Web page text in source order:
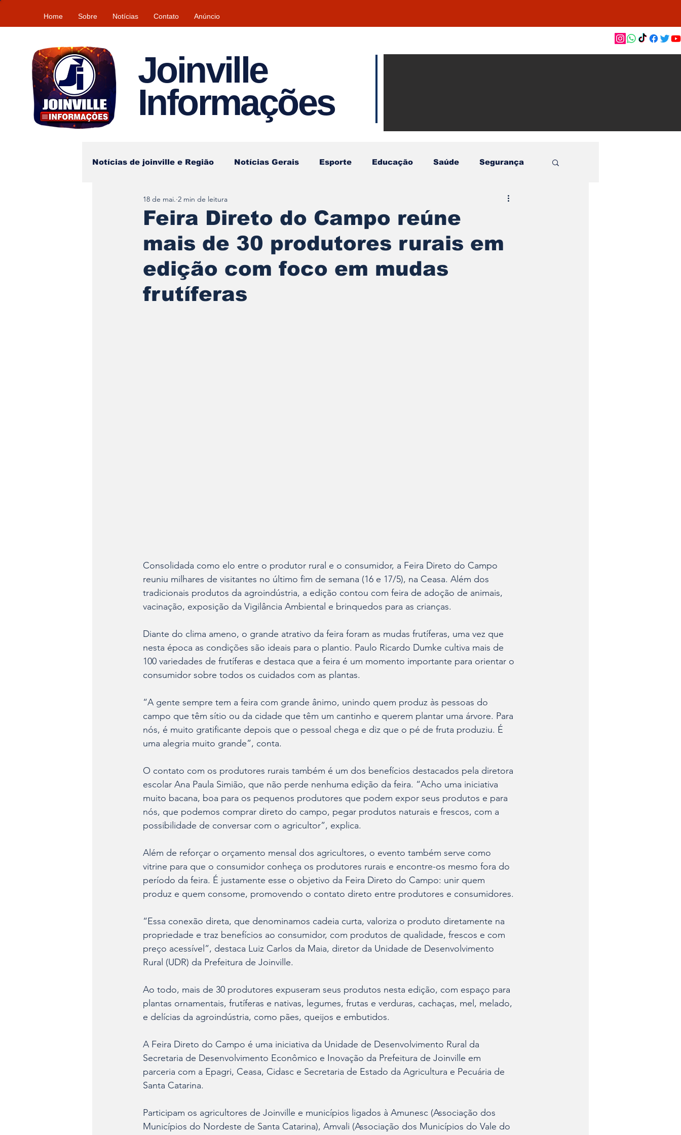
Home Sobre Notícias Contato Anúncio
Joinville
Informações
Notícias de joinville e Região Notícias Gerais Esporte Educação Saúde Segurança
Tempo\clima
Feira Direto do Campo reúne
mais de 30 produtores rurais em
edição com foco em mudas
frutíferas
18 de mai. 2 min de leitura
Consolidada como elo entre o produtor rural e o consumidor, a Feira Direto do Campo
reuniu milhares de visitantes no último fim de semana (16 e 17/5), na Ceasa. Além dos
tradicionais produtos da agroindústria, a edição contou com feira de adoção de animais,
vacinação, exposição da Vigilância Ambiental e brinquedos para as crianças.
Diante do clima ameno, o grande atrativo da feira foram as mudas frutíferas, uma vez que
nesta época as condições são ideais para o plantio. Paulo Ricardo Dumke cultiva mais de
100 variedades de frutíferas e destaca que a feira é um momento importante para orientar o
consumidor sobre todos os cuidados com as plantas.
“A gente sempre tem a feira com grande ânimo, unindo quem produz às pessoas do
campo que têm sítio ou da cidade que têm um cantinho e querem plantar uma árvore. Para
nós, é muito gratificante depois que o pessoal chega e diz que o pé de fruta produziu. É
uma alegria muito grande”, conta.
O contato com os produtores rurais também é um dos benefícios destacados pela diretora
escolar Ana Paula Simião, que não perde nenhuma edição da feira. “Acho uma iniciativa
muito bacana, boa para os pequenos produtores que podem expor seus produtos e para
nós, que podemos comprar direto do campo, pegar produtos naturais e frescos, com a
possibilidade de conversar com o agricultor”, explica.
Além de reforçar o orçamento mensal dos agricultores, o evento também serve como
vitrine para que o consumidor conheça os produtores rurais e encontre-os mesmo fora do
período da feira. É justamente esse o objetivo da Feira Direto do Campo: unir quem
produz e quem consome, promovendo o contato direto entre produtores e consumidores.
“Essa conexão direta, que denominamos cadeia curta, valoriza o produto diretamente na
propriedade e traz benefícios ao consumidor, com produtos de qualidade, frescos e com
preço acessível”, destaca Luiz Carlos da Maia, diretor da Unidade de Desenvolvimento
Rural (UDR) da Prefeitura de Joinville.
Ao todo, mais de 30 produtores expuseram seus produtos nesta edição, com espaço para
plantas ornamentais, frutíferas e nativas, legumes, frutas e verduras, cachaças, mel, melado,
e delícias da agroindústria, como pães, queijos e embutidos.
A Feira Direto do Campo é uma iniciativa da Unidade de Desenvolvimento Rural da
Secretaria de Desenvolvimento Econômico e Inovação da Prefeitura de Joinville em
parceria com a Epagri, Ceasa, Cidasc e Secretaria de Estado da Agricultura e Pecuária de
Santa Catarina.
Participam os agricultores de Joinville e municípios ligados à Amunesc (Associação dos
Municípios do Nordeste de Santa Catarina), Amvali (Associação dos Municípios do Vale do